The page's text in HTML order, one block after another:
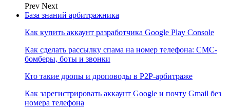
Prev Next
База знаний арбитражника
Как купить аккаунт разработчика Google Play Console
Как сделать рассылку спама на номер телефона: СМС-
бомберы, боты и звонки
Кто такие дропы и дроповоды в P2P-арбитраже
Как зарегистрировать аккаунт Google и почту Gmail без
номера телефона